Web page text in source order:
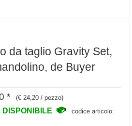
da taglio Gravity Set,
de Buyer
* (€ 24,20 / pezzo)
DISPONIBILE
codice articolo: